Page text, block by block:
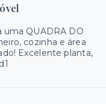
QUADRA DO
cozinha e área
Excelente planta,